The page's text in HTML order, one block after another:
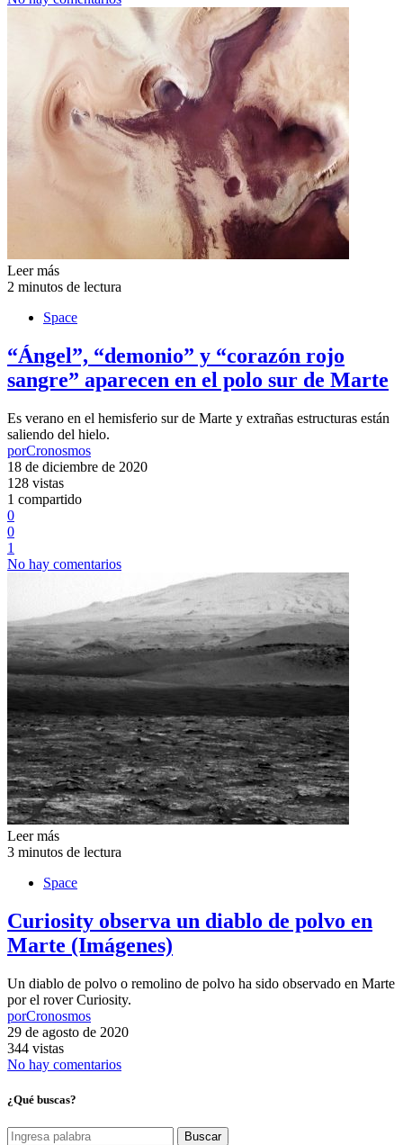
Leer más
2 minutos de lectura
Space
“Ángel”, “demonio” y “corazón rojo
sangre” aparecen en el polo sur de Marte
Es verano en el hemisferio sur de Marte y extrañas estructuras están
saliendo del hielo.
porCronosmos
18 de diciembre de 2020
128 vistas
1 compartido
0
0
1
No hay comentarios
Leer más
3 minutos de lectura
Space
Curiosity observa un diablo de polvo en
Marte (Imágenes)
Un diablo de polvo o remolino de polvo ha sido observado en Marte
por el rover Curiosity.
porCronosmos
29 de agosto de 2020
344 vistas
No hay comentarios
¿Qué buscas?
Buscar